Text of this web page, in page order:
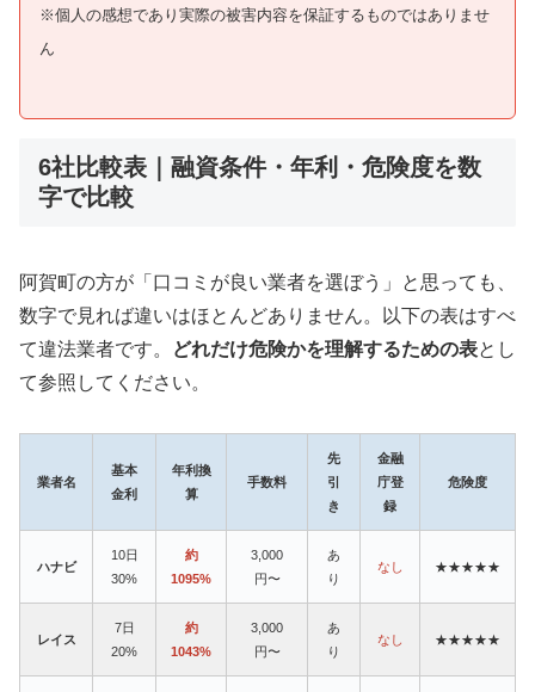
※個人の感想であり実際の被害内容を保証するものではありませ
ん
6社比較表｜融資条件・年利・危険度を数
字で比較
阿賀町の方が「口コミが良い業者を選ぼう」と思っても、
数字で見れば違いはほとんどありません。以下の表はすべ
て違法業者です。
どれだけ危険かを理解するための表とし
て参照してください。
業者名
基本
金利
年利換
算
手数料
先
引
き
金融
庁登
録
危険度
ハナビ
10日
30%
約
1095%
3,000
円〜
あ
り
なし ★★★★★
レイス
7日
20%
約
1043%
3,000
円〜
あ
り
なし ★★★★★